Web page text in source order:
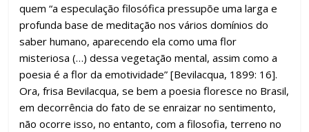
quem “a especulação filosófica pressupõe uma larga e
profunda base de meditação nos vários domínios do
saber humano, aparecendo ela como uma flor
misteriosa (…) dessa vegetação mental, assim como a
poesia é a flor da emotividade” [Bevilacqua, 1899: 16].
Ora, frisa Bevilacqua, se bem a poesia floresce no Brasil,
em decorrência do fato de se enraizar no sentimento,
não ocorre isso, no entanto, com a filosofia, terreno no